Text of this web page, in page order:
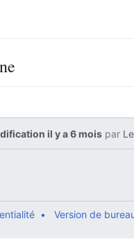
il y a 6 moispar
Version de